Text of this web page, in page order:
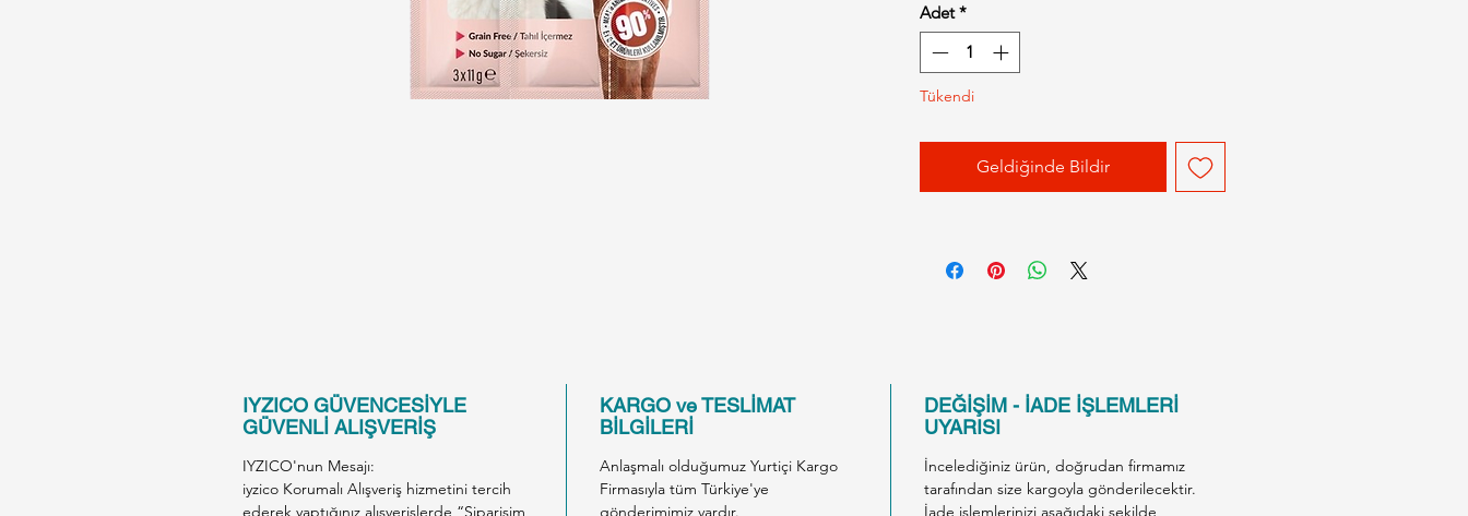
Besleme Önerisi:
atıştırmalık olarak verilebilir. Bu ürün
günlük tam köpek maması yerine
geçmez. Köpeğiniz için her zaman
temiz içme suyu bulundurduğunuzdan
emin olunuz. Yalnızca hayvan tüketimi
içindir. Serin ve kuru bir yerde
DOGS
Fat 20%, Crude Ash 10%, Crude
Fibres 2%, Moisture 28%.
Adet *
Tükendi
Geldiğinde Bildir
IYZICO GÜVENCESİYLE
GÜVENLİ ALIŞVERİŞ
IYZICO'nun Mesajı:
iyzico Korumalı Alışveriş hizmetini tercih
ederek yaptığınız alışverişlerde “Siparişim
KARGO ve TESLİMAT
BİLGİLERİ
Anlaşmalı olduğumuz Yurtiçi Kargo
Firmasıyla tüm Türkiye'ye
gönderimimiz vardır.
DEĞİŞİM - İADE İŞLEMLERİ
UYARISI
İncelediğiniz ürün, doğrudan firmamız
tarafından size kargoyla gönderilecektir.
İade işlemlerinizi aşağıdaki şekilde